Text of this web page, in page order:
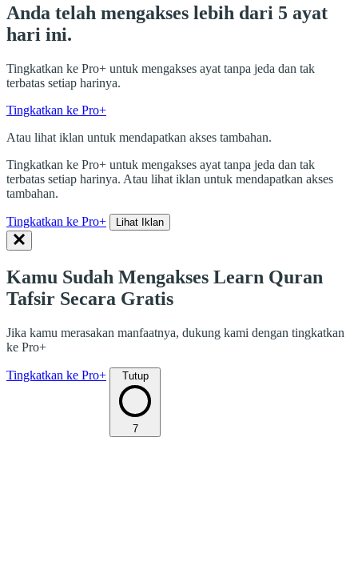
Anda telah mengakses lebih dari 5 ayat
hari ini.
Tingkatkan ke Pro+ untuk mengakses ayat tanpa jeda dan tak
terbatas setiap harinya.
Tingkatkan ke Pro+
Atau lihat iklan untuk mendapatkan akses tambahan.
Tingkatkan ke Pro+ untuk mengakses ayat tanpa jeda dan tak
terbatas setiap harinya. Atau lihat iklan untuk mendapatkan akses
tambahan.
Tingkatkan ke Pro+ Lihat Iklan
Kamu Sudah Mengakses Learn Quran
Tafsir Secara Gratis
Jika kamu merasakan manfaatnya, dukung kami dengan tingkatkan
ke Pro+
Tingkatkan ke Pro+ Tutup
7